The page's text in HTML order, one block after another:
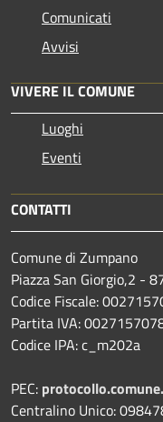
Comunicati
Avvisi
VIVERE IL COMUNE
Luoghi
Eventi
CONTATTI
Comune di Zumpano
Piazza San Giorgio,2 -
Codice Fiscale:
Partita IVA:
Codice IPA: c_m202a
PEC:
Centralino Unico: